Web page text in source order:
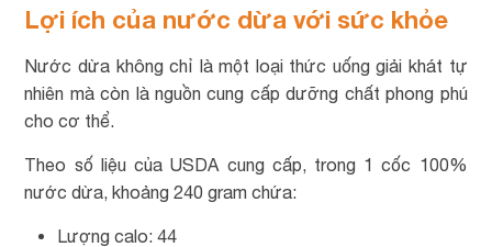
Lợi ích của nước dừa với sức khỏe
Nước dừa không chỉ là một loại thức uống giải khát tự
nhiên mà còn là nguồn cung cấp dưỡng chất phong phú
cho cơ thể.
Theo số liệu của USDA cung cấp, trong 1 cốc 100%
nước dừa, khoảng 240 gram chứa:
Lượng calo: 44